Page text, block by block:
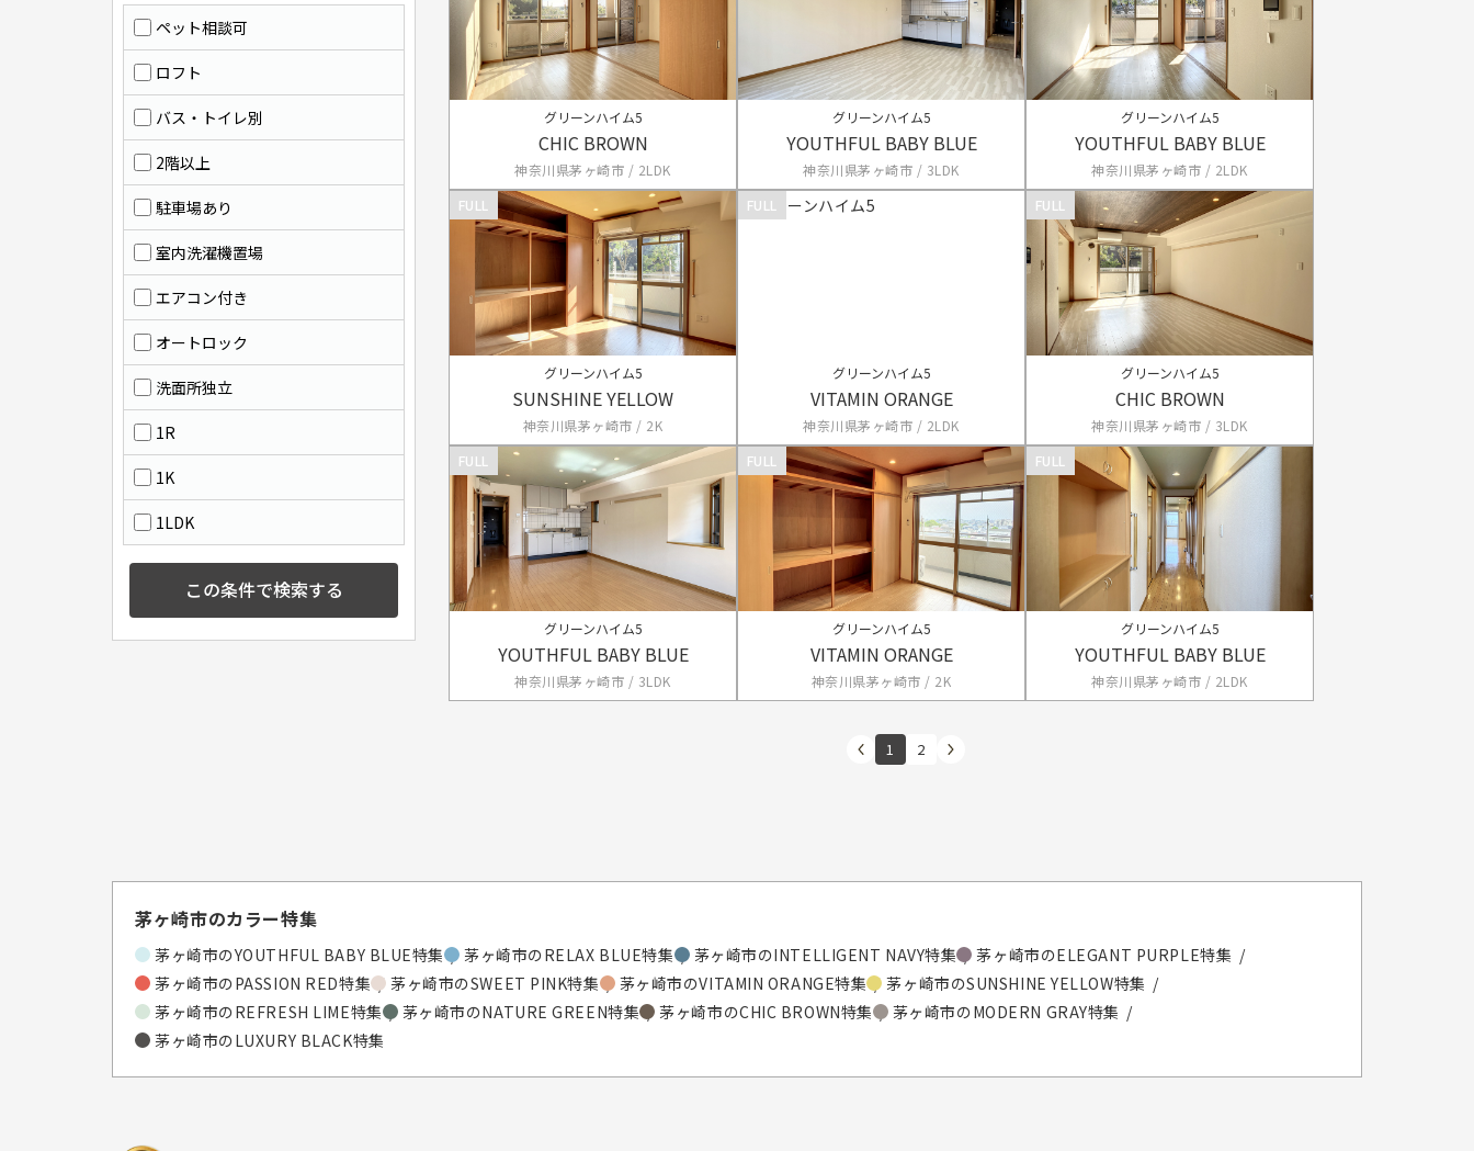
グリーンハイム5
CHIC BROWN
神奈川県茅ヶ崎市 / 2LDK
グリーンハイム5
YOUTHFUL BABY BLUE
神奈川県茅ヶ崎市 / 3LDK
グリーンハイム5
YOUTHFUL BABY BLUE
神奈川県茅ヶ崎市 / 2LDK
FULL
グリーンハイム5
SUNSHINE YELLOW
神奈川県茅ヶ崎市 / 2K
FULL
グリーンハイム5
VITAMIN ORANGE
神奈川県茅ヶ崎市 / 2LDK
FULL
グリーンハイム5
CHIC BROWN
神奈川県茅ヶ崎市 / 3LDK
FULL
グリーンハイム5
YOUTHFUL BABY BLUE
神奈川県茅ヶ崎市 / 3LDK
FULL
グリーンハイム5
VITAMIN ORANGE
神奈川県茅ヶ崎市 / 2K
FULL
グリーンハイム5
YOUTHFUL BABY BLUE
神奈川県茅ヶ崎市 / 2LDK
1 2
ペット相談可
ロフト
バス・トイレ別
2階以上
駐車場あり
室内洗濯機置場
エアコン付き
オートロック
洗面所独立
1R
1K
1LDK
この条件で検索する
茅ヶ崎市のカラー特集
茅ヶ崎市のYOUTHFUL BABY BLUE特集 茅ヶ崎市のRELAX BLUE特集 茅ヶ崎市のINTELLIGENT NAVY特集
茅ヶ崎市のELEGANT PURPLE特集
茅ヶ崎市のPASSION RED特集
茅ヶ崎市のSWEET PINK特集 茅ヶ崎市のVITAMIN ORANGE特集
茅ヶ崎市のSUNSHINE YELLOW特集
茅ヶ崎市のREFRESH LIME特集
茅ヶ崎市のNATURE GREEN特集 茅ヶ崎市のCHIC BROWN特集
茅ヶ崎市のMODERN GRAY特集
茅ヶ崎市のLUXURY BLACK特集